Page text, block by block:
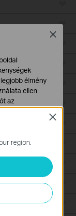
region.
Close
élmény
ellen
az
szükségesek,
hogy
hogy
Close